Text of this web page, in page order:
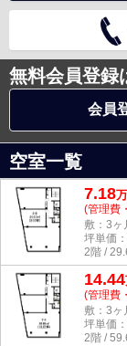
無料会員登録
会員
空室一覧
7.18万
(管理費
敷：3ヶ
坪単価：
2階 /
14.44
(管理費
敷：3ヶ
坪単価：
2階 /